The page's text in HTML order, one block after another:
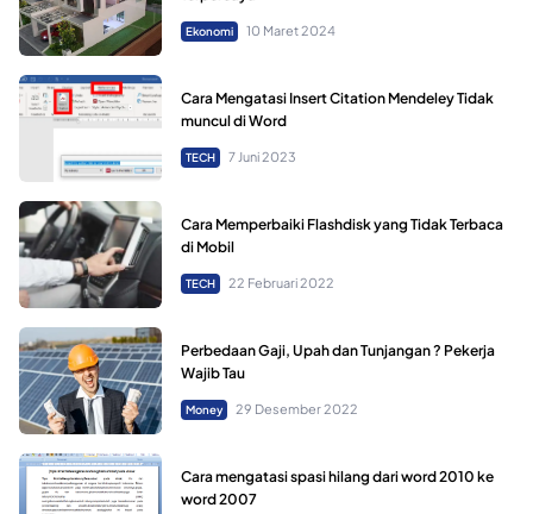
Ekonomi 10 Maret 2024
Cara Mengatasi Insert Citation Mendeley Tidak
muncul di Word
TECH 7 Juni 2023
Cara Memperbaiki Flashdisk yang Tidak Terbaca
di Mobil
TECH 22 Februari 2022
Perbedaan Gaji, Upah dan Tunjangan ? Pekerja
Wajib Tau
Money 29 Desember 2022
Cara mengatasi spasi hilang dari word 2010 ke
word 2007